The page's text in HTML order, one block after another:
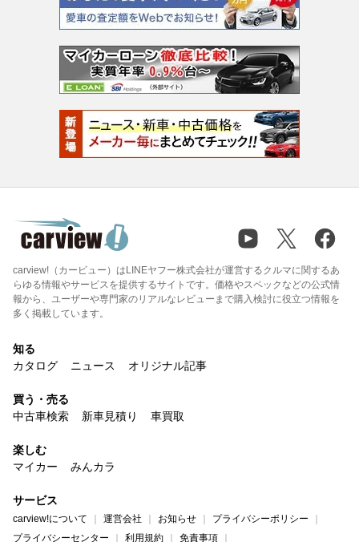
carview!（カービュー）はLINEヤフー株式会社が運営するクルマに関するあ
らゆる情報やサービスを提供するサイトです。価格やスペックなどの公式情
報から、ユーザーや専門家のリアルなレビューまで購入検討に役立つ情報を
多く掲載しています。
知る
カタログ
ニュース オリジナル記事
買う・売る
中古車検索
新車見積り 車買取
楽しむ
マイカー
みんカラ
サービス
carview!について 運営会社 お知らせ
プライバシーポリシー
プライバシーセンター
利用規約 免責事項